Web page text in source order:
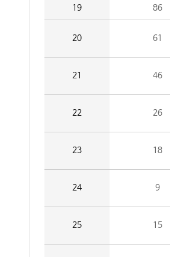
19 86
20 61
21 46
22 26
23 18
24 9
25 15